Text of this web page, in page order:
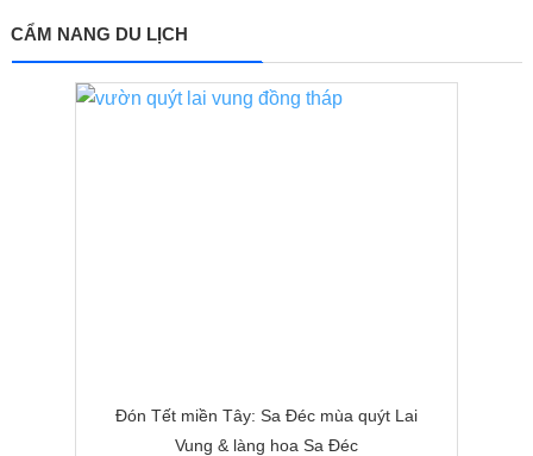
CẨM NANG DU LỊCH
Đón Tết miền Tây: Sa Đéc mùa quýt Lai
Vung & làng hoa Sa Đéc